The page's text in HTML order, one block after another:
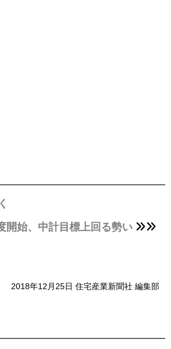
開始、中計目標上回る勢い
2018年12月25日 住宅産業新聞社 編集部